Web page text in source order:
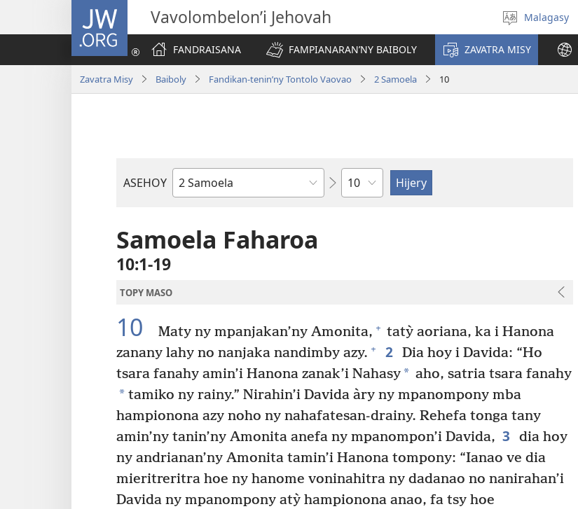
JW.ORG Vavolombelon’i Jehovah
Hifidy
fiteny
Malagasy
FANDRAISANA
FAMPIANARAN’NY BAIBOLY ZAVATRA MISY
Zavatra Misy Baiboly Fandikan-tenin’ny Tontolo Vaovao 2 Samoela 10
ASEHOY
Boky
Amin’ny
Baiboly
Toko
Samoela Faharoa
10:1-19
TOPY MASO
10 Maty ny mpanjakan’ny Amonita, + tatỳ aoriana, ka i Hanona
zanany lahy no nanjaka nandimby azy. + 2 Dia hoy i Davida: “Ho
tsara fanahy amin’i Hanona zanak’i Nahasy* aho, satria tsara fanahy
* tamiko ny rainy.” Nirahin’i Davida àry ny mpanompony mba
hampionona azy noho ny nahafatesan-drainy. Rehefa tonga tany
amin’ny tanin’ny Amonita anefa ny mpanompon’i Davida, 3
dia hoy
ny andrianan’ny Amonita tamin’i Hanona tompony: “Ianao ve dia
mieritreritra hoe ny hanome voninahitra ny dadanao no nanirahan’i
Davida ny mpanompony atỳ hampionona anao, fa tsy hoe